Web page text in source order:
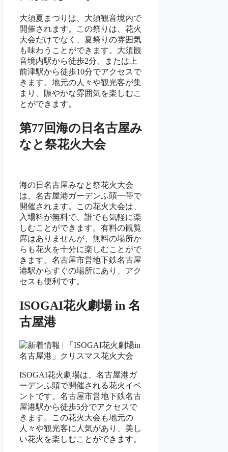
大須夏まつりは、大須観音境内で
開催されます。この祭りは、花火
大会だけでなく、夏祭りの雰囲気
も味わうことができます。大須観
音境内駅から徒歩2分、または上
前津駅から徒歩10分でアクセスで
きます。地元の人々や観光客が集
まり、賑やかな雰囲気を楽しむこ
とができます。
第77回海の日名古屋み
なと祭花火大会
海の日名古屋みなと祭花火大会
は、名古屋港ガーデンふ頭一帯で
開催されます。この花火大会は、
入場料が無料で、誰でも気軽に楽
しむことができます。有料の観覧
席はありませんが、無料の場所か
らも花火を十分に楽しむことがで
きます。名古屋市営地下鉄名古屋
港駅からすぐの場所にあり、アク
セスも便利です。
ISOGAI花火劇場 in 名
古屋港
ISOGAI花火劇場は、名古屋港ガ
ーデンふ頭で開催される花火イベ
ントです。名古屋市営地下鉄名古
屋港駅から徒歩5分でアクセスで
きます。この花火大会も地元の
人々や観光客に人気があり、美し
い花火を楽しむことができます。